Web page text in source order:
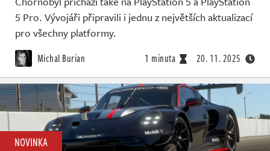
5 Pro. Vývojáři připravili i jednu z největších aktualizací
pro všechny platformy.
Michal Burian 1 minuta 20. 11. 2025
NOVINKA